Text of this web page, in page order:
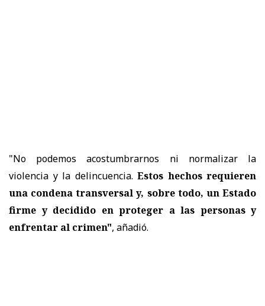
"No podemos acostumbrarnos ni normalizar la
violencia y la delincuencia. Estos hechos requieren
una condena transversal y, sobre todo, un Estado
firme y decidido en proteger a las personas y
enfrentar al crimen", añadió.